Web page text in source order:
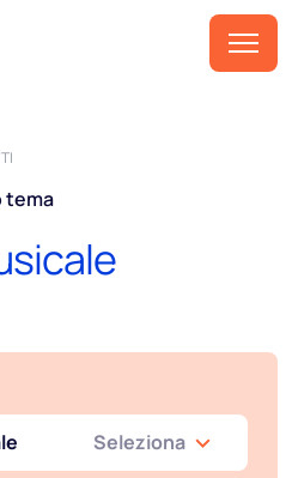
tema
Seleziona